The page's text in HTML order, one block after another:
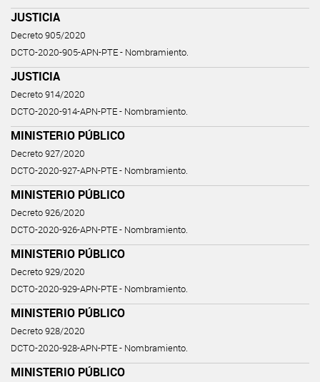
JUSTICIA
Decreto 905/2020
DCTO-2020-905-APN-PTE - Nombramiento.
JUSTICIA
Decreto 914/2020
DCTO-2020-914-APN-PTE - Nombramiento.
MINISTERIO PÚBLICO
Decreto 927/2020
DCTO-2020-927-APN-PTE - Nombramiento.
MINISTERIO PÚBLICO
Decreto 926/2020
DCTO-2020-926-APN-PTE - Nombramiento.
MINISTERIO PÚBLICO
Decreto 929/2020
DCTO-2020-929-APN-PTE - Nombramiento.
MINISTERIO PÚBLICO
Decreto 928/2020
DCTO-2020-928-APN-PTE - Nombramiento.
MINISTERIO PÚBLICO